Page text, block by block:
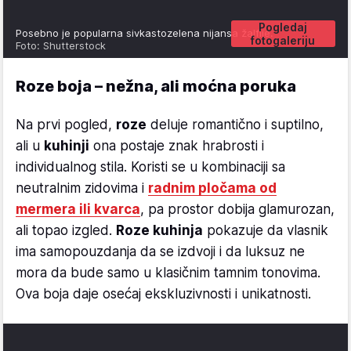
Pogledaj
fotogaleriju
Posebno je popularna sivkastozelena nijansa žalfije.
Foto: Shutterstock
Roze boja – nežna, ali moćna poruka
Na prvi pogled, roze deluje romantično i suptilno,
ali u kuhinji ona postaje znak hrabrosti i
individualnog stila. Koristi se u kombinaciji sa
neutralnim zidovima i radnim pločama od
mermera ili kvarca, pa prostor dobija glamurozan,
ali topao izgled. Roze kuhinja pokazuje da vlasnik
ima samopouzdanja da se izdvoji i da luksuz ne
mora da bude samo u klasičnim tamnim tonovima.
Ova boja daje osećaj ekskluzivnosti i unikatnosti.